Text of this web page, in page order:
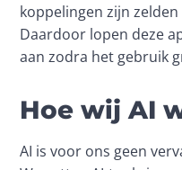
koppelingen zijn
Daardoor lopen deze
aan zodra het gebruik
Hoe wij AI
AI is voor ons geen